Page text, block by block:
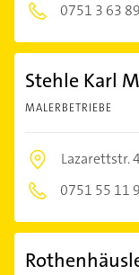
0751 3 63
Stehle Karl
MALERBETRIEBE
Lazarettstr.
0751 55 11